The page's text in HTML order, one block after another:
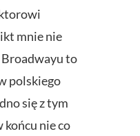
mnie nie
Broadwayu to
polskiego
się z tym
końcu nie co